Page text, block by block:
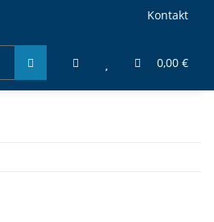
Kontakt
0,00 €